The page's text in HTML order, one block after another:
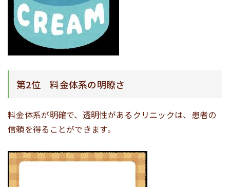
第2位 料金体系の明瞭さ
料金体系が明確で、透明性があるクリニックは、患者の
信頼を得ることができます。